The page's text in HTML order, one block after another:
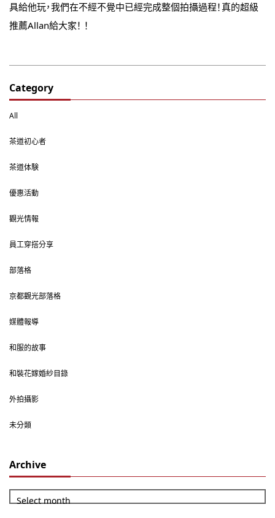
Category
All
茶道初心者
茶道体験
優惠活動
觀光情報
員工穿搭分享
部落格
京都觀光部落格
媒體報導
和服的故事
和裝花嫁婚紗目錄
外拍攝影
未分類
Archive
Select month
具給他玩，我們在不經不覺中已經完成整個拍攝過程！真的超級
推薦Allan給大家！ ！